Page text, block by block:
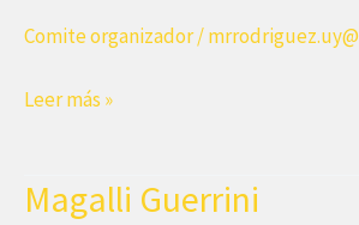
Comite organizador/
Lorraine
Leer más »
Magalli Guerrini